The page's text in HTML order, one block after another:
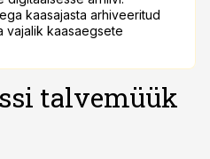
kaasajasta arhiveeritud
vajalik kaasaegsete
talvemüük